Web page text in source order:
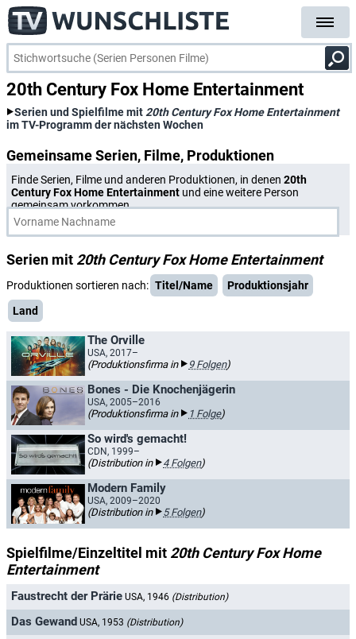
20th Century Fox Home Entertainment
Serien und Spielfilme mit 20th Century Fox Home Entertainment
im TV-Programm der nächsten Wochen
Gemeinsame Serien, Filme, Produktionen
Finde Serien, Filme und anderen Produktionen, in denen 20th
Century Fox Home Entertainment und eine weitere Person
gemeinsam vorkommen.
Serien mit 20th Century Fox Home Entertainment
Produktionen sortieren nach: Titel/Name
Produktionsjahr
Land
The Orville
USA, 2017–
(Produktionsfirma in 9 Folgen)
Bones - Die Knochenjägerin
USA, 2005–2016
(Produktionsfirma in 1 Folge)
So wird's gemacht!
CDN, 1999–
(Distribution in 4 Folgen)
Modern Family
USA, 2009–2020
(Distribution in 5 Folgen)
Spielfilme/Einzeltitel mit 20th Century Fox Home
Entertainment
Faustrecht der Prärie USA, 1946 (Distribution)
Das Gewand USA, 1953 (Distribution)